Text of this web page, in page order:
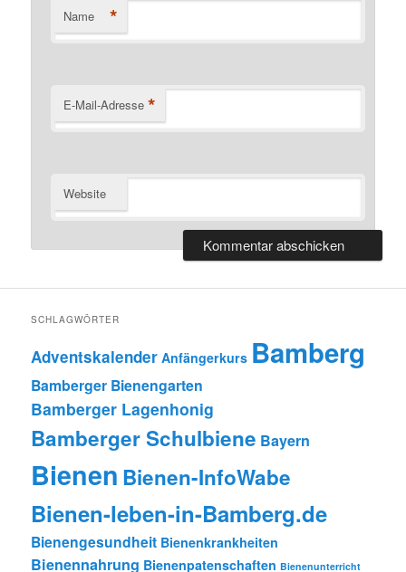
Name *
E-Mail-Adresse *
Website
SCHLAGWÖRTER
Adventskalender Anfängerkurs Bamberg
Bamberger Bienengarten
Bamberger Lagenhonig
Bamberger Schulbiene Bayern
Bienen Bienen-InfoWabe
Bienen-leben-in-Bamberg.de
Bienengesundheit Bienenkrankheiten
Bienennahrung Bienenpatenschaften Bienenunterricht